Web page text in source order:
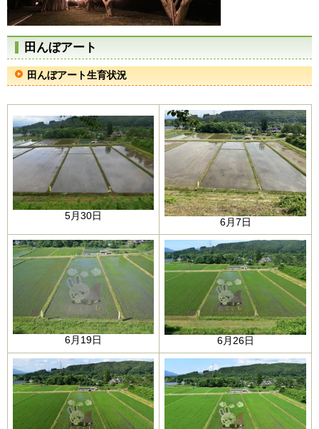
田んぼアート
田んぼアート生育状況
5月30日​
6月7日​
6月19日​ 6月26日​